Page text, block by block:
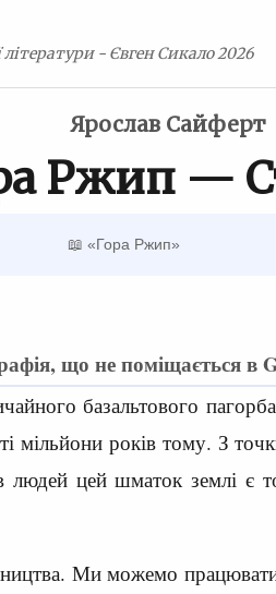
літератури - Євген Сикало 2026
Ярослав Сайферт
Ржип —
📖 «Гора Ржип»
що не поміщається в
базальтового
мільйони років тому. З
цей шматок землі є
Ми можемо